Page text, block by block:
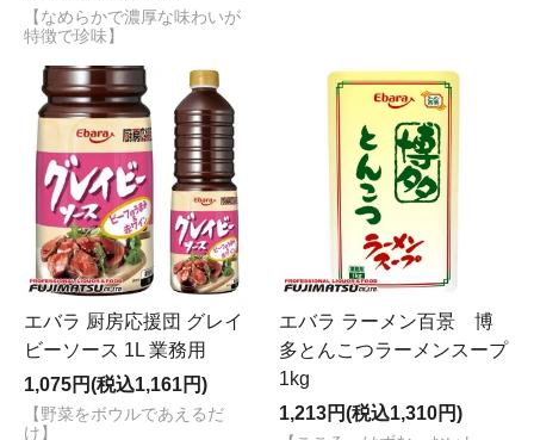
【なめらかで濃厚な味わいが
特徴で珍味】
エバラ 厨房応援団 グレイ
ビーソース 1L 業務用
1,075円(税込1,161円)
【野菜をボウルであえるだ
け】
エバラ ラーメン百景 博
多とんこつラーメンスープ
1kg
1,213円(税込1,310円)